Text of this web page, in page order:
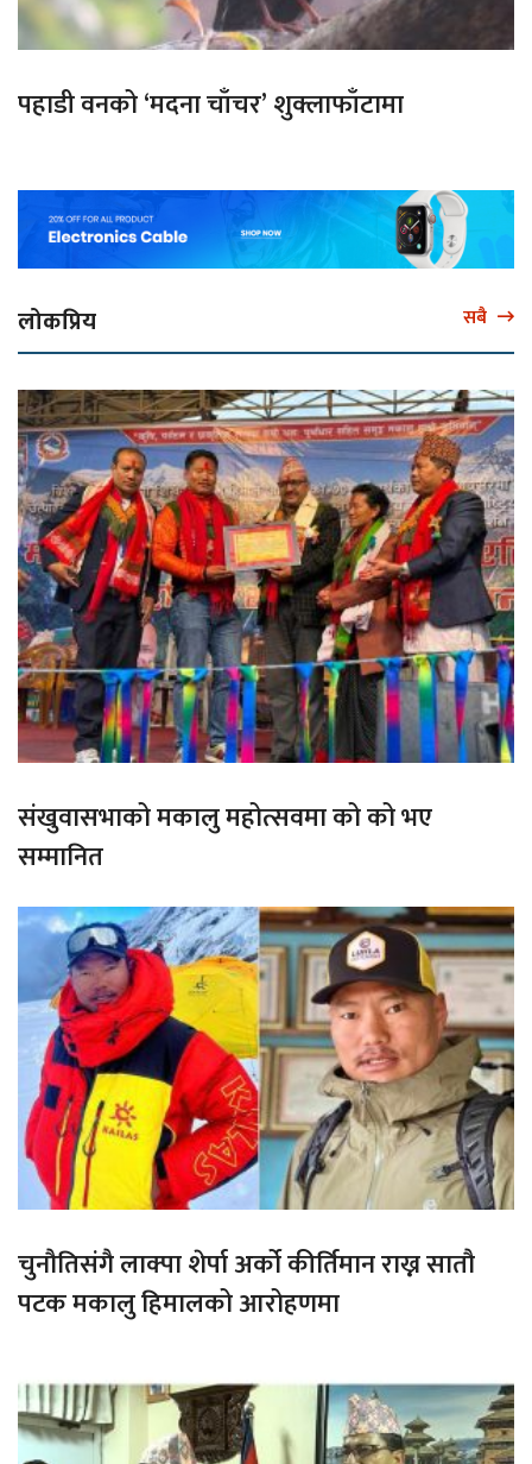
पहाडी वनको ‘मदना चाँचर’ शुक्लाफाँटामा
लोकप्रिय सबै
संखुवासभाको मकालु महोत्सवमा को को भए
सम्मानित
चुनौतिसंगै लाक्पा शेर्पा अर्को कीर्तिमान राख्न सातौ
पटक मकालु हिमालको आरोहणमा